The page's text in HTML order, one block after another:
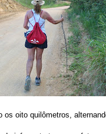
os oito quilômetros,